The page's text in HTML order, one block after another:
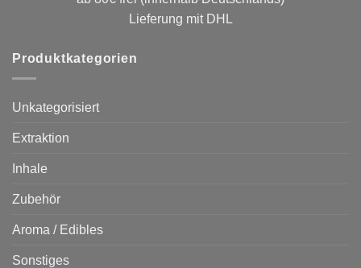
Lieferung mit DHL
Produktkategorien
Unkategorisiert
Extraktion
Inhale
Zubehör
Aroma / Edibles
Sonstiges